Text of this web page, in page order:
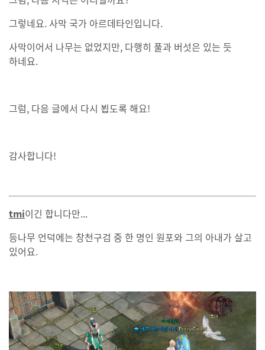
그렇네요. 사막 국가 아르데타인입니다.
사막이어서 나무는 없었지만, 다행히 풀과 버섯은 있는 듯
하네요.
그럼, 다음 글에서 다시 뵙도록 해요!
감사합니다!
tmi이긴 합니다만...
등나무 언덕에는 창천구검 중 한 명인 원포와 그의 아내가 살고
있어요.